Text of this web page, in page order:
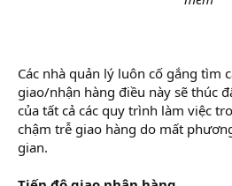
Các nhà quản lý luôn cố gắng tìm
giao/nhận hàng điều này sẽ thúc
của tất cả các quy trình làm việc
chậm trễ giao hàng do mất
gian.